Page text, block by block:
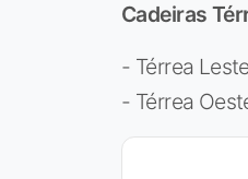
Cadeiras
- Térrea
- Térrea